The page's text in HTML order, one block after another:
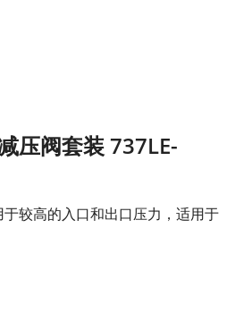
压阀套装 737LE-
较高的入口和出口压力，适用于